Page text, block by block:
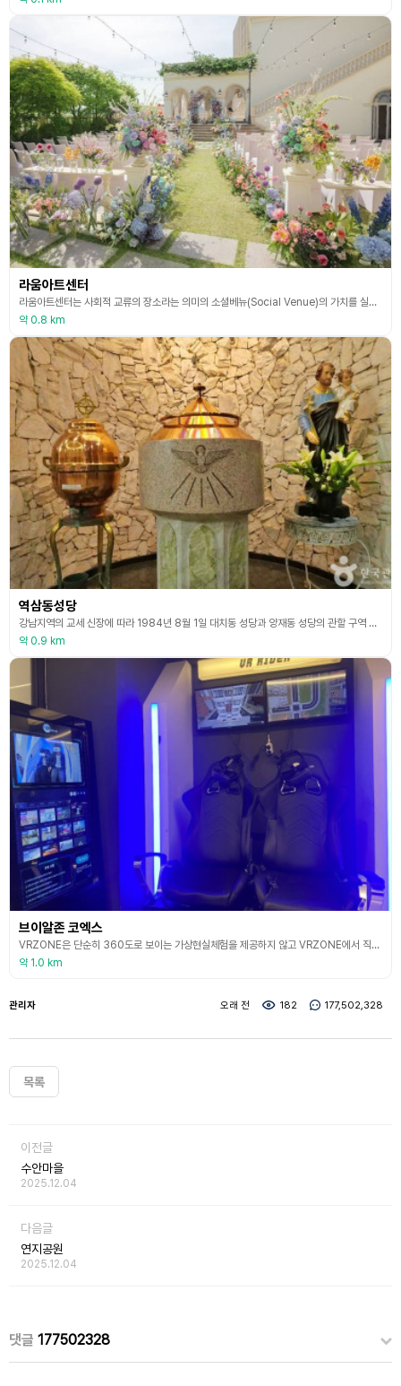
라움아트센터
라움아트센터는 사회적 교류의 장소라는 의미의 소셜베뉴(Social Venue)의 가치를 실현하고자 하는 복합문화공간이며, 품격 높은 공연과 아카데미 그리고 연회와 웨딩을 주로 하고 있다. 전체적인 디자인은 스코틀랜드의 스키보 캐슬(Skibo Castle)을 모티브로 건축된 고성을 연상시키며, 하우스, 가든, 스몰, 채플의 다양한 분위기를 조성할 수 있다. 지하 1층부터 4층까지로 이루어진 라움아트센터는 파티와 콘서트 그리고 웨딩을 위한 넓고 럭셔리한 분
약 0.8 km
역삼동성당
강남지역의 교세 신장에 따라 1984년 8월 1일 대치동 성당과 양재동 성당의 관할 구역 중 일부(2,263명)를 분할하여 신설되었다. 초대 김구희(세자요한) 신부님을 모시고 주보성인을 ‘성 최경환(프란치스코)’로 정하였으며, 임시가건물을 축조하여 사용하면서 새 성전 봉헌을 준비하였다. 교우 김대환 형제가 봉헌한 신축부지에 1992년 12월 25일 성당 신축공사를 시작하였다. 착공한 지 5년 만에 연건평 3,960평 건축, 순공사비만 약 120억 원의
약 0.9 km
브이알존 코엑스
VRZONE은 단순히 360도로 보이는 가상현실체험을 제공하지 않고 VRZONE에서 직접 개발부터 유통하는 VR콘텐츠를 체험할 수 있다. 데드프리즌은 의문의 사고로 좀비들이 득실거리는 병원에서 탈출하는 FPS VR 콘텐츠이며, 퓨처스트라이크는 연구소에서 실험 중 사고로 돌연변이 곤충들이 탈출하여 도시가 황폐화되어 곤충들을 박멸하는 FPS VR 콘텐츠이다. 가디언 히어로즈는 지구를 침략하려는 외계인들과 싸워 이기는 FPS VR 콘텐츠이다. VR 라이더는
약 1.0 km
관리자 오래 전 182 177,502,328
목록
이전글
수안마을
2025.12.04
다음글
연지공원
2025.12.04
댓글 177502328